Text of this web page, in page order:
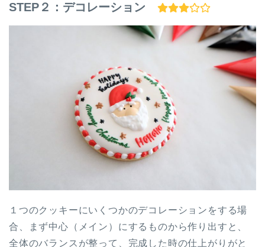
STEP２：デコレーション
１つのクッキーにいくつかのデコレーションをする場
合、まず中心（メイン）にするものから作り出すと、
全体のバランスが整って、完成した時の仕上がりがと